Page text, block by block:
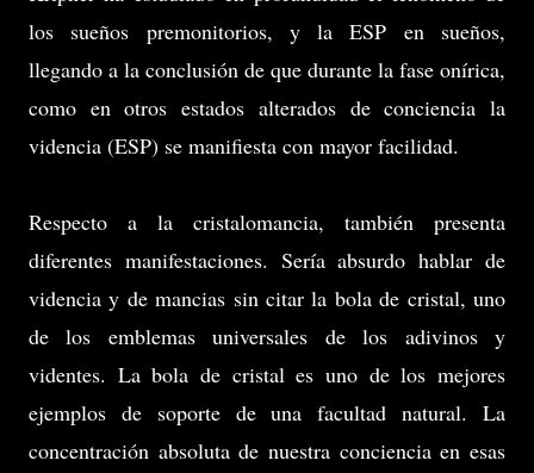
los sueños premonitorios, y la ESP en sueños,
llegando a la conclusión de que durante la fase onírica,
como en otros estados alterados de conciencia la
videncia (ESP) se manifiesta con mayor facilidad.
Respecto a la cristalomancia, también presenta
diferentes manifestaciones. Sería absurdo hablar de
videncia y de mancias sin citar la bola de cristal, uno
de los emblemas universales de los adivinos y
videntes. La bola de cristal es uno de los mejores
ejemplos de soporte de una facultad natural. La
concentración absoluta de nuestra conciencia en esas